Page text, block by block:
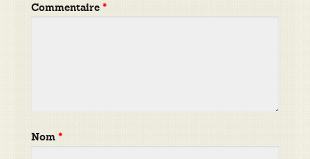
Commentaire*
Nom*